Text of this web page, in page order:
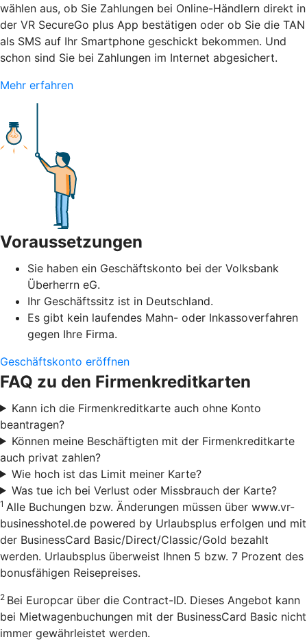
wählen aus, ob Sie Zahlungen bei Online-Händlern direkt in
der VR SecureGo plus App bestätigen oder ob Sie die TAN
als SMS auf Ihr Smartphone geschickt bekommen. Und
schon sind Sie bei Zahlungen im Internet abgesichert.
Mehr erfahren
Voraussetzungen
Sie haben ein Geschäftskonto bei der Volksbank
Überherrn eG.
Ihr Geschäftssitz ist in Deutschland.
Es gibt kein laufendes Mahn- oder Inkassoverfahren
gegen Ihre Firma.
Geschäftskonto eröffnen
FAQ zu den Firmenkreditkarten
Kann ich die Firmenkreditkarte auch ohne Konto
beantragen?
Können meine Beschäftigten mit der Firmenkreditkarte
auch privat zahlen?
Wie hoch ist das Limit meiner Karte?
Was tue ich bei Verlust oder Missbrauch der Karte?
1 Alle Buchungen bzw. Änderungen müssen über www.vr-
businesshotel.de powered by Urlaubsplus erfolgen und mit
der BusinessCard Basic/Direct/Classic/Gold bezahlt
werden. Urlaubsplus überweist Ihnen 5 bzw. 7 Prozent des
bonusfähigen Reisepreises.
2 Bei Europcar über die Contract-ID. Dieses Angebot kann
bei Mietwagenbuchungen mit der BusinessCard Basic nicht
immer gewährleistet werden.